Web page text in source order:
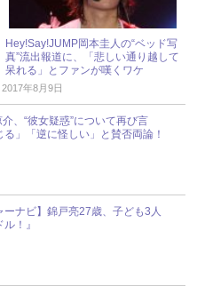
Hey!Say!JUMP岡本圭人の“ベッド写
真”流出報道に、「悲しい通り越して
呆れる」とファンが嘆くワケ
2017年8月9日
、“彼女疑惑”について再び言
」「逆に怪しい」と賛否両論！
ーナビ】錦戸亮27歳、子ども3人
！』